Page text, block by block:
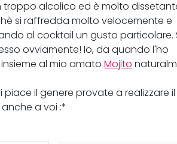
troppo alcolico ed è molto
si raffredda molto velocemente e
al cocktail un gusto particolare.
ovviamente! Io, da quando l'ho
insieme al mio amatoMojito
il genere provate a realizzare il
a voi :*